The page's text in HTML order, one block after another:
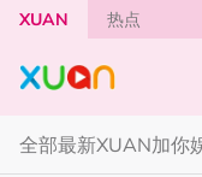
Skip to main content
XUAN 热点
全部最新XUAN加你